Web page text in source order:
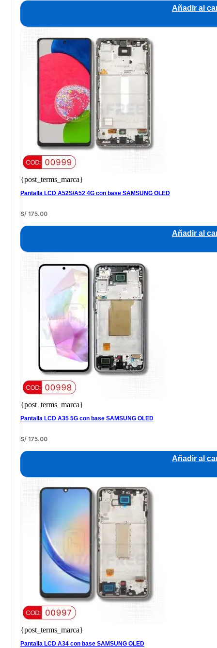
Añadir al
{post_terms_marca}
Pantalla LCD A52S/A52 4G con base SAMSUNG OLED
S/ 175.00
Añadir al
{post_terms_marca}
Pantalla LCD A35 5G con base SAMSUNG OLED
S/ 175.00
Añadir al
{post_terms_marca}
Pantalla LCD A34 con base SAMSUNG OLED